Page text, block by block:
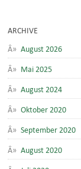
ARCHIVE
August 2026
Mai 2025
August 2024
Oktober 2020
September 2020
August 2020